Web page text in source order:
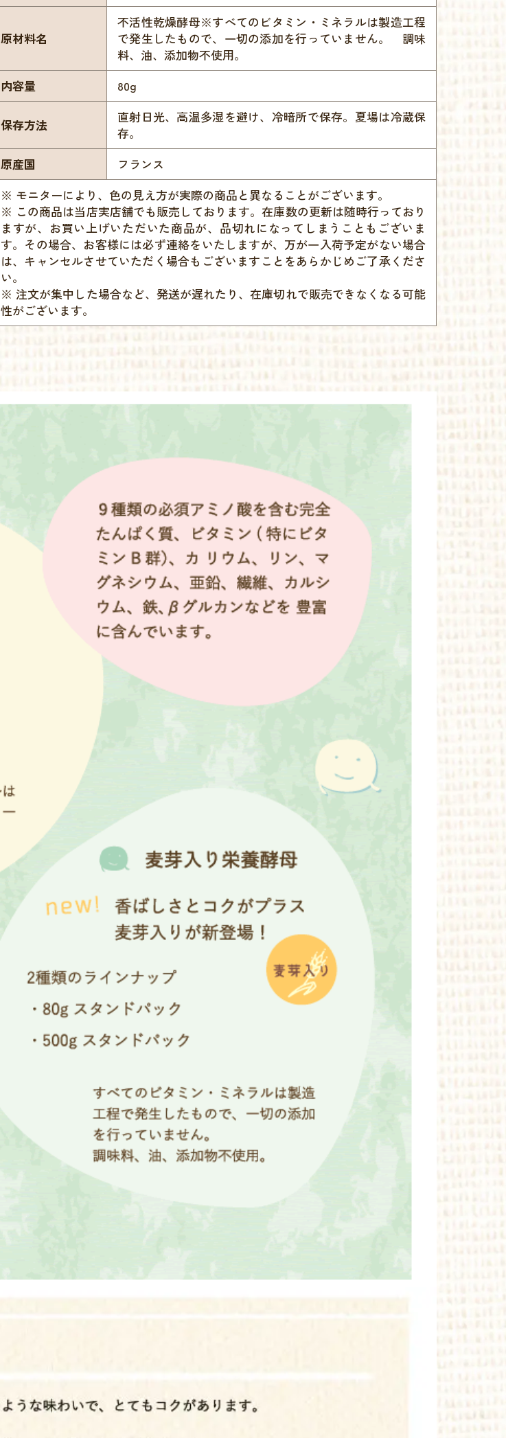
原材料名
不活性乾燥酵母※すべてのビタミン・ミネラルは製造工程
で発生したもので、一切の添加を行っていません。 調味
料、油、添加物不使用。
内容量
80g
保存方法
直射日光、高温多湿を避け、冷暗所で保存。夏場は冷蔵保
存。
原産国
フランス
※ モニターにより、色の見え方が実際の商品と異なることがございます。
※ この商品は当店実店舗でも販売しております。在庫数の更新は随時行っており
ますが、お買い上げいただいた商品が、品切れになってしまうこともございま
す。その場合、お客様には必ず連絡をいたしますが、万が一入荷予定がない場合
は、キャンセルさせていただく場合もございますことをあらかじめご了承くださ
い。
※ 注文が集中した場合など、発送が遅れたり、在庫切れで販売できなくなる可能
性がございます。